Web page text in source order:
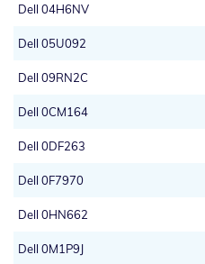
Dell 04H6NV
Dell 05U092
Dell 09RN2C
Dell 0CM164
Dell 0DF263
Dell 0F7970
Dell 0HN662
Dell 0M1P9J